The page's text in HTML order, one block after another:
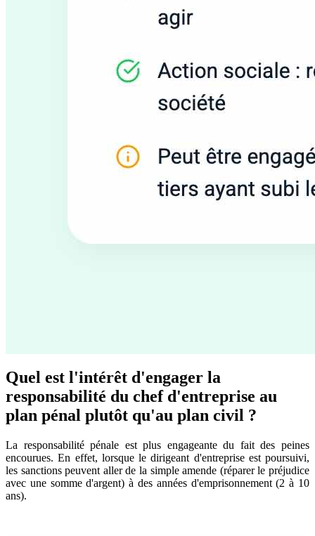
Quel est l'intérêt d'engager la
responsabilité du chef d'entreprise au
plan pénal plutôt qu'au plan civil ?
La responsabilité pénale est plus engageante du fait des peines
encourues. En effet, lorsque le dirigeant d'entreprise est poursuivi,
les sanctions peuvent aller de la simple amende (réparer le préjudice
avec une somme d'argent) à des années d'emprisonnement (2 à 10
ans).